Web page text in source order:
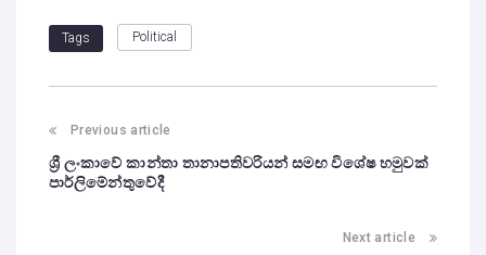
Tags Political
Previous article
ශ්‍රී ලංකාවේ කාන්තා තානාපතිවරියන් සමඟ විශේෂ හමුවක්
පාර්ලිමේන්තුවේදී
Next article